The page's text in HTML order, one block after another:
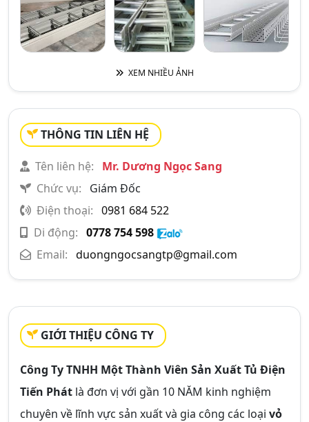
XEM NHIỀU ẢNH
THÔNG TIN LIÊN HỆ
Tên liên hệ:
Mr. Dương Ngọc Sang
Chức vụ:
Giám Đốc
Điện thoại: 0981 684 522
Di động: 0778 754 598
Email: duongngocsangtp@gmail.com
GIỚI THIỆU CÔNG TY
Công Ty TNHH Một Thành Viên Sản Xuất Tủ Điện
Tiến Phát là đơn vị với gần 10 NĂM kinh nghiệm
chuyên về lĩnh vực sản xuất và gia công các loại vỏ